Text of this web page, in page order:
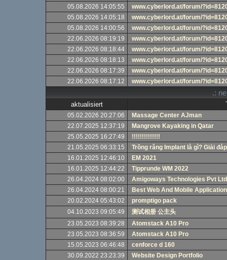
05.08.2026 14:05:55
www.cyberlord.at/forum/
05.08.2026 14:05:18
www.cyberlord.at/forum/
05.08.2026 14:00:56
www.cyberlord.at/forum/
22.06.2026 08:19:19
www.cyberlord.at/forum/
22.06.2026 08:18:44
www.cyberlord.at/forum/
22.06.2026 08:18:13
www.cyberlord.at/forum/
22.06.2026 08:17:39
www.cyberlord.at/forum/
22.06.2026 08:17:12
www.cyberlord.at/forum/
.:
aktualisiert
05.02.2026 20:27:06
Massage Center AJman
22.07.2025 12:37:19
Mangrove Kayaking in Qatar
25.05.2025 16:27:49
!!!!!!!!!!!!!!
21.05.2025 06:33:15
Trồng răng Implant là gì? Giải
16.01.2025 12:46:10
EM 2021
16.01.2025 12:44:22
Tipprunde WM 2022
26.04.2024 08:02:00
Amigoways Technologies Pvt Ltd
26.04.2024 08:00:21
Best Web And Mobile
20.02.2024 05:43:02
promptigo pack
04.10.2023 09:05:49
测试相册 公主头
23.05.2023 08:39:28
Atomstack A10 Pro
23.05.2023 08:36:59
Atomstack A10 Pro
15.05.2023 06:46:48
cenforce d 160
30.09.2022 23:23:39
Website Design Portfolio